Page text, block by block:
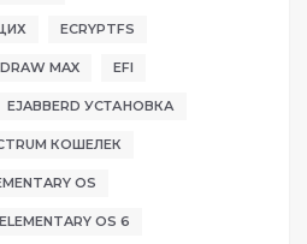
ECRYPTFS
MAX EFI
EJABBERD УСТАНОВКА
КОШЕЛЕК
OS
ELEMENTARY OS 6